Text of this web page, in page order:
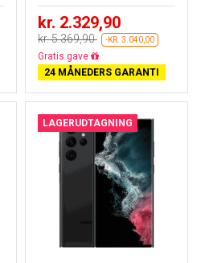
kr. 2.329,90
kr. 5.369,90 -KR. 3.040,00
Gratis fragt
24 MÅNEDERS GARANTI
LAGERUDTAGNING